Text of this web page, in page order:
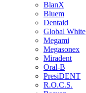
BlanX
Bluem
Dentaid
Global White
Megami
Megasonex
Miradent
Oral-B
PresiDENT
R.O.C.S.